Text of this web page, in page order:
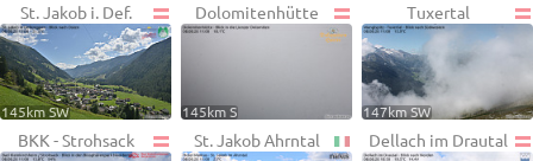
St. Jakob i. Def.
145km SW
Dolomitenhütte
145km S
Tuxertal
147km SW
BKK - Strohsack St. Jakob Ahrntal Dellach im Drautal